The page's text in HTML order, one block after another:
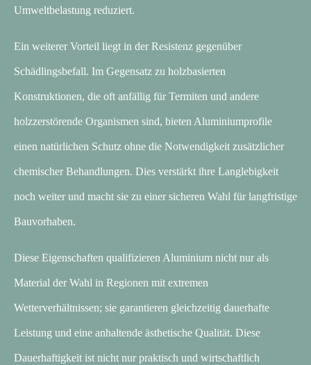
Umweltbelastung reduziert.
Ein weiterer Vorteil liegt in der Resistenz gegenüber
Schädlingsbefall. Im Gegensatz zu holzbasierten
Konstruktionen, die oft anfällig für Termiten und andere
holzzerstörende Organismen sind, bieten Aluminiumprofile
einen natürlichen Schutz ohne die Notwendigkeit zusätzlicher
chemischer Behandlungen. Dies verstärkt ihre Langlebigkeit
noch weiter und macht sie zu einer sicheren Wahl für langfristige
Bauvorhaben.
Diese Eigenschaften qualifizieren Aluminium nicht nur als
Material der Wahl in Regionen mit extremen
Wetterverhältnissen; sie garantieren gleichzeitig dauerhafte
Leistung und eine anhaltende ästhetische Qualität. Diese
Dauerhaftigkeit ist nicht nur praktisch und wirtschaftlich